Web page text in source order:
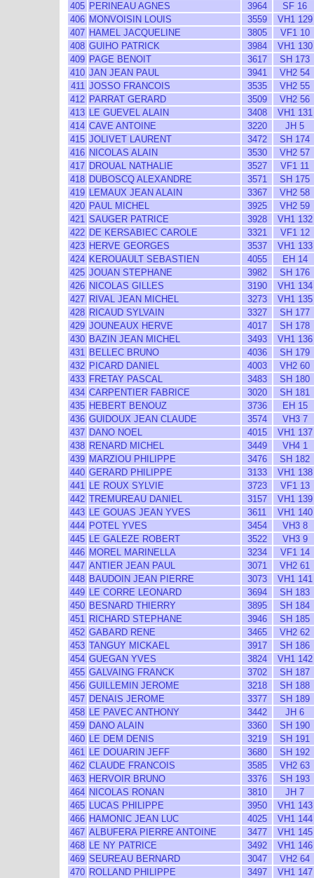
405 PERINEAU AGNES 3964
SF 16
406 MONVOISIN LOUIS 3559
VH1 129
407 HAMEL JACQUELINE 3805
VF1 10
408 GUIHO PATRICK 3984
VH1 130
409 PAGE BENOIT 3617
SH 173
410 JAN JEAN PAUL 3941
VH2 54
411 JOSSO FRANCOIS 3535
VH2 55
412 PARRAT GERARD 3509
VH2 56
413 LE GUEVEL ALAIN 3408
VH1 131
414 CAVE ANTOINE 3220
JH 5
415 JOLIVET LAURENT 3472
SH 174
416 NICOLAS ALAIN 3530
VH2 57
417 DROUAL NATHALIE 3527
VF1 11
418 DUBOSCQ ALEXANDRE 3571
SH 175
419 LEMAUX JEAN ALAIN 3367
VH2 58
420 PAUL MICHEL 3925
VH2 59
421 SAUGER PATRICE 3928
VH1 132
422 DE KERSABIEC CAROLE 3321
VF1 12
423 HERVE GEORGES 3537
VH1 133
424 KEROUAULT SEBASTIEN 4055
EH 14
425 JOUAN STEPHANE 3982
SH 176
426 NICOLAS GILLES 3190
VH1 134
427 RIVAL JEAN MICHEL 3273
VH1 135
428 RICAUD SYLVAIN 3327
SH 177
429 JOUNEAUX HERVE 4017
SH 178
430 BAZIN JEAN MICHEL 3493
VH1 136
431 BELLEC BRUNO 4036
SH 179
432 PICARD DANIEL 4003
VH2 60
433 FRETAY PASCAL 3483
SH 180
434 CARPENTIER FABRICE 3020
SH 181
435 HEBERT BENOUZ 3736
EH 15
436 GUIDOUX JEAN CLAUDE 3574
VH3 7
437 DANO NOEL 4015
VH1 137
438 RENARD MICHEL 3449
VH4 1
439 MARZIOU PHILIPPE 3476
SH 182
440 GERARD PHILIPPE 3133
VH1 138
441 LE ROUX SYLVIE 3723
VF1 13
442 TREMUREAU DANIEL 3157
VH1 139
443 LE GOUAS JEAN YVES 3611
VH1 140
444 POTEL YVES 3454
VH3 8
445 LE GALEZE ROBERT 3522
VH3 9
446 MOREL MARINELLA 3234
VF1 14
447 ANTIER JEAN PAUL 3071
VH2 61
448 BAUDOIN JEAN PIERRE 3073
VH1 141
449 LE CORRE LEONARD 3694
SH 183
450 BESNARD THIERRY 3895
SH 184
451 RICHARD STEPHANE 3946
SH 185
452 GABARD RENE 3465
VH2 62
453 TANGUY MICKAEL 3917
SH 186
454 GUEGAN YVES 3824
VH1 142
455 GALVAING FRANCK 3702
SH 187
456 GUILLEMIN JEROME 3218
SH 188
457 DENAIS JEROME 3377
SH 189
458 LE PAVEC ANTHONY 3442
JH 6
459 DANO ALAIN 3360
SH 190
460 LE DEM DENIS 3219
SH 191
461 LE DOUARIN JEFF 3680
SH 192
462 CLAUDE FRANCOIS 3585
VH2 63
463 HERVOIR BRUNO 3376
SH 193
464 NICOLAS RONAN 3810
JH 7
465 LUCAS PHILIPPE 3950
VH1 143
466 HAMONIC JEAN LUC 4025
VH1 144
467 ALBUFERA PIERRE ANTOINE 3477
VH1 145
468 LE NY PATRICE 3492
VH1 146
469 SEUREAU BERNARD 3047
VH2 64
470 ROLLAND PHILIPPE 3497
VH1 147